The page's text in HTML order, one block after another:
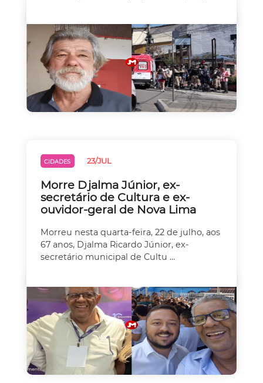
CIDADES 23/JUL
Morre Djalma Júnior, ex-
secretário de Cultura e ex-
ouvidor-geral de Nova Lima
Morreu nesta quarta-feira, 22 de julho, aos
67 anos, Djalma Ricardo Júnior, ex-
secretário municipal de Cultu ...